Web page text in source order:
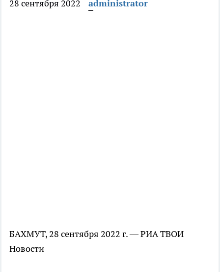
28 сентября 2022 administrator
БАХМУТ, 28 сентября 2022 г. — РИА ТВОИ
Новости